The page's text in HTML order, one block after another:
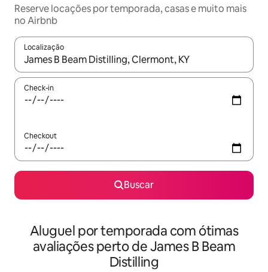
Reserve locações por temporada, casas e muito mais
no Airbnb
Localização
Quando os resultados estiverem disponíveis, explore-os
Check-in
Checkout
Buscar
Aluguel por temporada com ótimas
avaliações perto de James B Beam
Distilling